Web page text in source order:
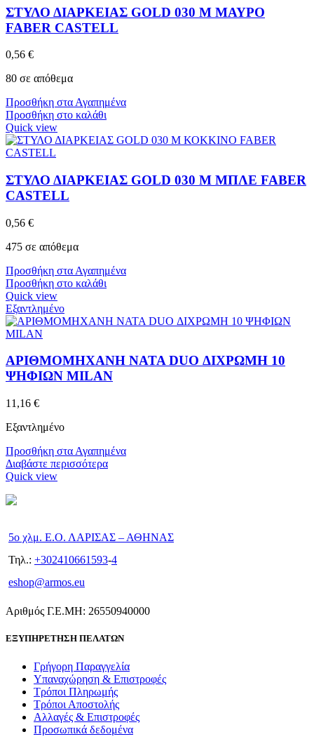
ΣΤΥΛΟ ΔΙΑΡΚΕΙΑΣ GOLD 030 M ΜΑΥΡΟ
FABER CASTELL
0,56 €
80 σε απόθεμα
Προσθήκη στα Αγαπημένα
Προσθήκη στο καλάθι
Quick view
ΣΤΥΛΟ ΔΙΑΡΚΕΙΑΣ GOLD 030 M ΜΠΛΕ FABER
CASTELL
0,56 €
475 σε απόθεμα
Προσθήκη στα Αγαπημένα
Προσθήκη στο καλάθι
Quick view
Εξαντλημένο
ΑΡΙΘΜΟΜΗΧΑΝΗ NATA DUO ΔΙΧΡΩΜΗ 10
ΨΗΦΙΩΝ MILAN
11,16 €
Εξαντλημένο
Προσθήκη στα Αγαπημένα
Διαβάστε περισσότερα
Quick view
5ο χλμ. Ε.Ο. ΛΑΡΙΣΑΣ – ΑΘΗΝΑΣ
Τηλ.: +302410661593-4
eshop@armos.eu
Αριθμός Γ.Ε.ΜΗ: 26550940000
ΕΞΥΠΗΡΕΤΗΣΗ ΠΕΛΑΤΩΝ
Γρήγορη Παραγγελία
Υπαναχώρηση & Επιστροφές
Τρόποι Πληρωμής
Τρόποι Αποστολής
Αλλαγές & Επιστροφές
Προσωπικά δεδομένα